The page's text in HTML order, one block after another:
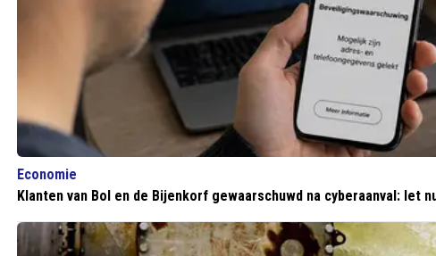
Economie
Klanten van Bol en de Bijenkorf gewaarschuwd na cyberaanval: let